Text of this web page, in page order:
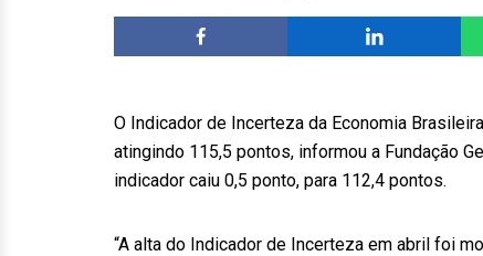
O Indicador de Incerteza da Economia
atingindo 115,5 pontos, informou a Fundação
indicador caiu 0,5 ponto, para 112,4 pontos.
“A alta do Indicador de Incerteza em abril foi